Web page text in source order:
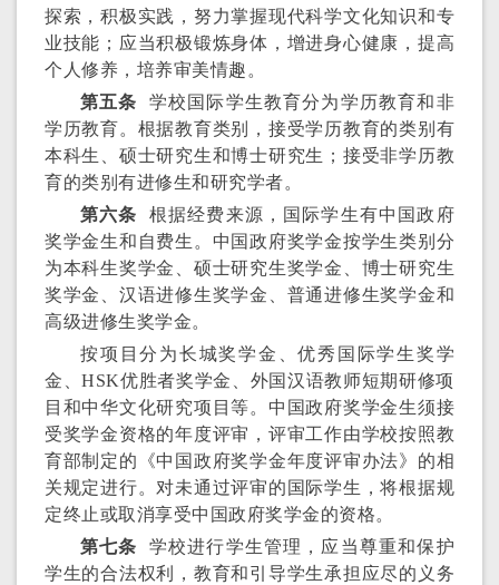
探索，积极实践，努力掌握现代科学文化知识和专
业技能；应当积极锻炼身体，增进身心健康，提高
个人修养，培养审美情趣。
第五条 学校国际学生教育分为学历教育和非
学历教育。根据教育类别，接受学历教育的类别有
本科生、硕士研究生和博士研究生；接受非学历教
育的类别有进修生和研究学者。
第六条 根据经费来源，国际学生有中国政府
奖学金生和自费生。中国政府奖学金按学生类别分
为本科生奖学金、硕士研究生奖学金、博士研究生
奖学金、汉语进修生奖学金、普通进修生奖学金和
高级进修生奖学金。
按项目分为长城奖学金、优秀国际学生奖学
金、HSK优胜者奖学金、外国汉语教师短期研修项
目和中华文化研究项目等。中国政府奖学金生须接
受奖学金资格的年度评审，评审工作由学校按照教
育部制定的《中国政府奖学金年度评审办法》的相
关规定进行。对未通过评审的国际学生，将根据规
定终止或取消享受中国政府奖学金的资格。
第七条 学校进行学生管理，应当尊重和保护
学生的合法权利，教育和引导学生承担应尽的义务